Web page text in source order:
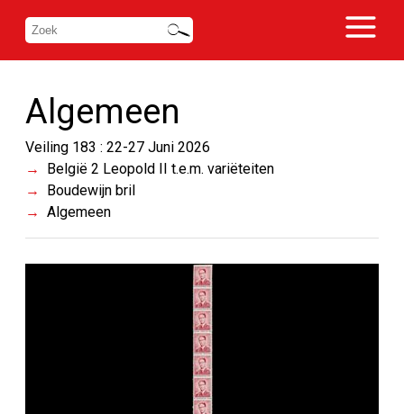
Algemeen
Veiling 183 : 22-27 Juni 2026
België 2 Leopold II t.e.m. variëteiten
Boudewijn bril
Algemeen